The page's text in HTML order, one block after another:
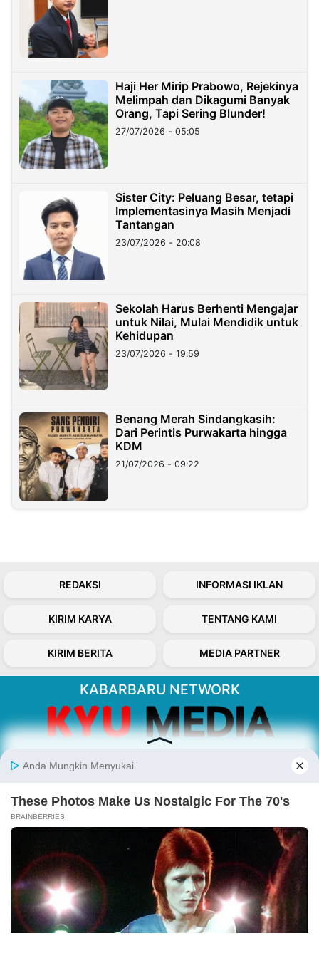
Haji Her Mirip Prabowo, Rejekinya
Melimpah dan Dikagumi Banyak
Orang, Tapi Sering Blunder!
27/07/2026 - 05:05
Sister City: Peluang Besar, tetapi
Implementasinya Masih Menjadi
Tantangan
23/07/2026 - 20:08
Sekolah Harus Berhenti Mengajar
untuk Nilai, Mulai Mendidik untuk
Kehidupan
23/07/2026 - 19:59
Benang Merah Sindangkasih:
Dari Perintis Purwakarta hingga
KDM
21/07/2026 - 09:22
REDAKSI INFORMASI IKLAN
KIRIM KARYA TENTANG KAMI
KIRIM BERITA MEDIA PARTNER
KABARBARU NETWORK
About Our Kabarbaru.co
Kabarbaru.co menyajikan berita aktual dan
inspiratif dari sudut pandang berbaik sangka
Follow Kabarbaru